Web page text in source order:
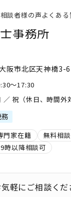
談者様の声よくある
事務所
阪市北区天神橋
～17:30
／ 祝（休日、時間外
門家在籍 無料相
時以降相談可
軽にご相談くだ